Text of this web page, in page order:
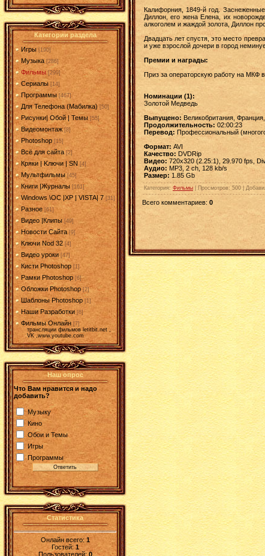
Категории раздела
Игры [190]
Музыка [286]
Фильмы [299]
Сериалы [14]
Программы [467]
Для Телефона (Мабилка) [50]
Рисунки| Обой | Темы [55]
Видеомонтаж [8]
Photoshop [15]
Всё для сайта [2]
Кряки | Kлючи | SN [4]
Мультфильмы [45]
Книги |Журналы [161]
Windows \OC |XP | VISTA| 7 [31]
Разное [61]
Видео |Клипы [49]
Новости Сайта [9]
Ключи Nod 32 [4]
Видео уроки [47]
Кисти Photoshop [1]
Рамки Photoshop [6]
Обложки Photoshop [2]
Шаблоны Photoshop [1]
Наши Разработки [6]
Фильмы Онлайн [7]
трансляции фильмов letitbit.net ,
VK ,www.youtube.com
Наш опрос
Что Вам нравится и надо
добавить?
Музыку
Кино
Обои и Темы
Игры
Программы
Статистика
Онлайн всего:1
Гостей:1
Пользователей: 0
Калифорния, 1849-й год.
Диллон, его жена Елена, их
алкоголем и жаждой золота, Диллон
Двадцать лет спустя, это место
и уже взрослой дочери в город
Премии и награды:
Приз за операторскую работу на МКФ
Номинации (1):
Золотой Медведь
Выпущено: Великобритания,
Продолжительность: 02:00:23
Перевод: Профессиональный
Формат: AVI
Качество: DVDRip
Видео: 720x320 (2.25:1), 29.970 fps,
Аудио: MP3, 2 ch, 128 kb/s
Размер: 1.85 Gb
Категория: Фильмы Просмотров: 500 |
Всего комментариев: 0